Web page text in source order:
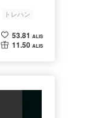
トレハン
53.81 ALIS
11.50 ALIS